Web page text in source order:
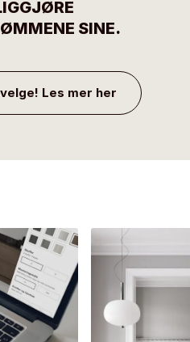
SINE.
Les mer her